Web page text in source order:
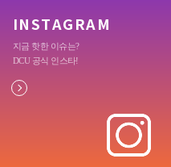
INSTAGRAM
지금 핫한 이슈는?
DCU 공식 인스타!